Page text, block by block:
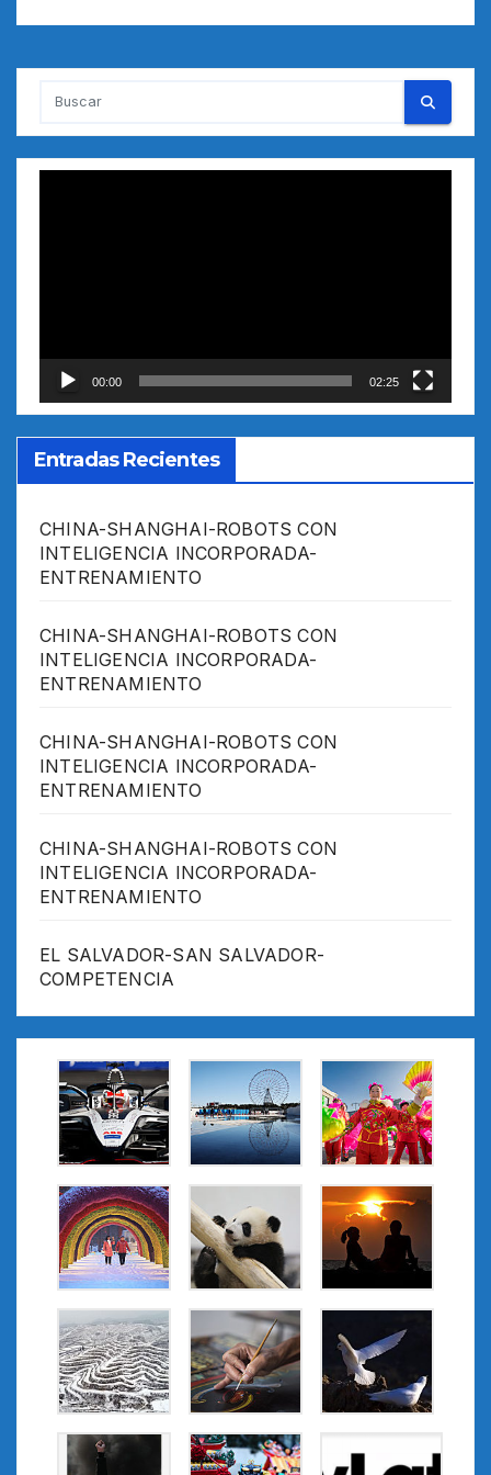
00:00 02:25
Entradas Recientes
CHINA-SHANGHAI-ROBOTS CON
INTELIGENCIA INCORPORADA-
ENTRENAMIENTO
CHINA-SHANGHAI-ROBOTS CON
INTELIGENCIA INCORPORADA-
ENTRENAMIENTO
CHINA-SHANGHAI-ROBOTS CON
INTELIGENCIA INCORPORADA-
ENTRENAMIENTO
CHINA-SHANGHAI-ROBOTS CON
INTELIGENCIA INCORPORADA-
ENTRENAMIENTO
EL SALVADOR-SAN SALVADOR-
COMPETENCIA